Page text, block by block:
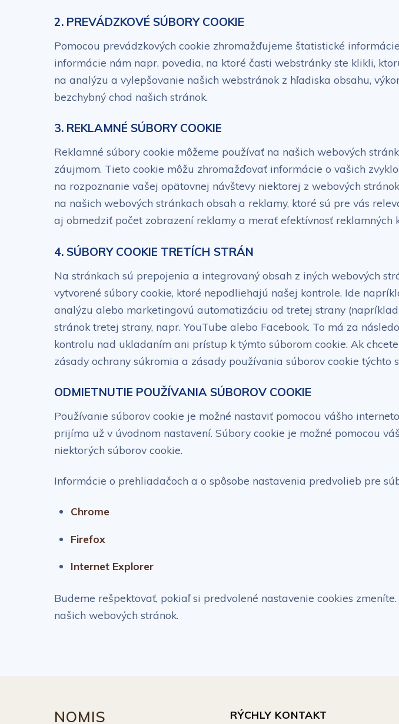
2. PREVÁDZKOVÉ SÚBORY COOKIE
Pomocou prevádzkových cookie zhromažďujeme štatistické
informácie nám napr. povedia, na ktoré časti webstránky ste klikli,
na analýzu a vylepšovanie našich webstránok z hľadiska obsahu,
bezchybný chod našich stránok.
3. REKLAMNÉ SÚBORY COOKIE
Reklamné súbory cookie môžeme používať na našich webových
záujmom. Tieto cookie môžu zhromažďovať informácie o vašich
na rozpoznanie vašej opätovnej návštevy niektorej z webových
na našich webových stránkach obsah a reklamy, ktoré sú pre vás
aj obmedziť počet zobrazení reklamy a merať efektívnosť reklamných
4. SÚBORY COOKIE TRETÍCH STRÁN
Na stránkach sú prepojenia a integrovaný obsah z iných webových
vytvorené súbory cookie, ktoré nepodliehajú našej kontrole. Ide
analýzu alebo marketingovú automatizáciu od tretej strany
stránok tretej strany, napr. YouTube alebo Facebook. To má za
kontrolu nad ukladaním ani prístup k týmto súborom cookie. Ak
zásady ochrany súkromia a zásady používania súborov cookie týchto
ODMIETNUTIE POUŽÍVANIA SÚBOROV COOKIE
Používanie súborov cookie je možné nastaviť pomocou vášho
prijíma už v úvodnom nastavení. Súbory cookie je možné pomocou
niektorých súborov cookie.
Informácie o prehliadačoch a o spôsobe nastavenia predvolieb pre
Chrome
Firefox
Internet Explorer
Budeme rešpektovať, pokiaľ si predvolené nastavenie cookies
našich webových stránok.
NOMIS RÝCHLY KONTAKT